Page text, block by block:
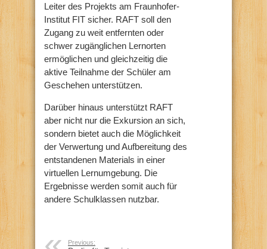
Leiter des Projekts am Fraunhofer-
Institut FIT sicher. RAFT soll den
Zugang zu weit entfernten oder
schwer zugänglichen Lernorten
ermöglichen und gleichzeitig die
aktive Teilnahme der Schüler am
Geschehen unterstützen.
Darüber hinaus unterstützt RAFT
aber nicht nur die Exkursion an sich,
sondern bietet auch die Möglichkeit
der Verwertung und Aufbereitung des
entstandenen Materials in einer
virtuellen Lernumgebung. Die
Ergebnisse werden somit auch für
andere Schulklassen nutzbar.
Previous: